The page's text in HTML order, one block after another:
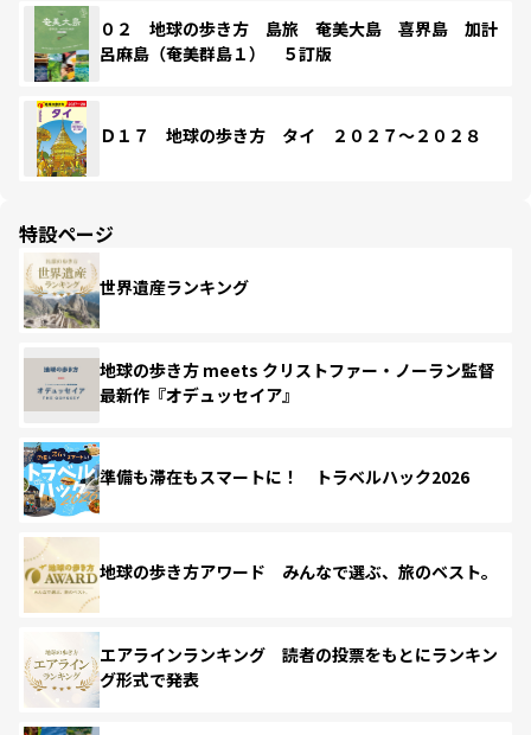
０２ 地球の歩き方 島旅 奄美大島 喜界島 加計
呂麻島（奄美群島１） ５訂版
Ｄ１７ 地球の歩き方 タイ ２０２７～２０２８
特設ページ
世界遺産ランキング
地球の歩き方 meets クリストファー・ノーラン監督
最新作『オデュッセイア』
準備も滞在もスマートに！ トラベルハック2026
地球の歩き方アワード みんなで選ぶ、旅のベスト。
エアラインランキング 読者の投票をもとにランキン
グ形式で発表